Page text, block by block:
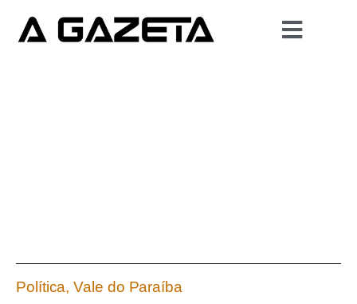
Política,Vale do Paraíba